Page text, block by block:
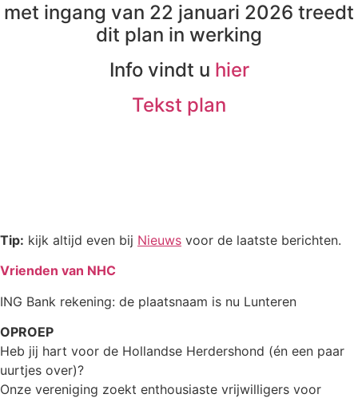
met ingang van 22 januari 2026 treedt
dit plan in werking
Info vindt u hier
Tekst plan
Tip: kijk altijd even bij Nieuws voor de laatste berichten.
Vrienden van NHC
ING Bank rekening: de plaatsnaam is nu Lunteren
OPROEP
Heb jij hart voor de Hollandse Herdershond (én een paar
uurtjes over)?
Onze vereniging zoekt enthousiaste vrijwilligers voor